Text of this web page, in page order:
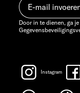
Door in te dienen, ga
Instagram